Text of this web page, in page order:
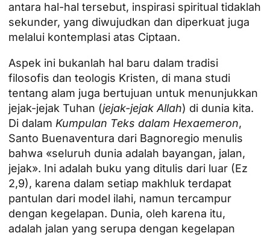
antara hal-hal tersebut, inspirasi spiritual tidaklah
sekunder, yang diwujudkan dan diperkuat juga
melalui kontemplasi atas Ciptaan.
Aspek ini bukanlah hal baru dalam tradisi
filosofis dan teologis Kristen, di mana studi
tentang alam juga bertujuan untuk menunjukkan
jejak-jejak Tuhan (jejak-jejak Allah) di dunia kita.
Di dalam Kumpulan Teks dalam Hexaemeron,
Santo Buenaventura dari Bagnoregio menulis
bahwa «seluruh dunia adalah bayangan, jalan,
jejak». Ini adalah buku yang ditulis dari luar (Ez
2,9), karena dalam setiap makhluk terdapat
pantulan dari model ilahi, namun tercampur
dengan kegelapan. Dunia, oleh karena itu,
adalah jalan yang serupa dengan kegelapan